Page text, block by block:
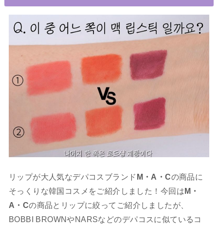
リップが大人気なデパコスブランド M・A・Cの商品に
そっくりな韓国コスメをご紹介しました！今回は M・
A・Cの商品とリップに絞ってご紹介しましたが、
BOBBI BROWNやNARSなどのデパコスに似ているコ